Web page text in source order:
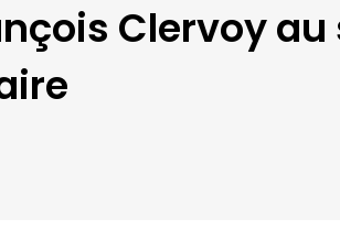
Clervoy au